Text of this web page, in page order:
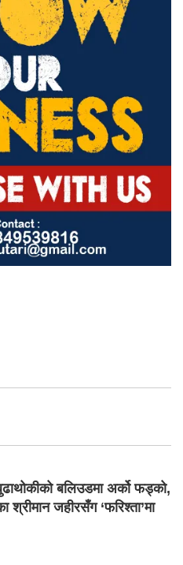
बलिउडमा अर्को फड्को,
श्रीमान जहीरसँग ‘फरिश्ता’मा